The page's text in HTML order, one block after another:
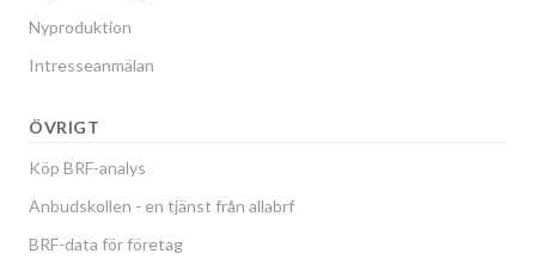
Nyproduktion
Intresseanmälan
ÖVRIGT
Köp BRF-analys
Anbudskollen - en tjänst från allabrf
BRF-data för företag